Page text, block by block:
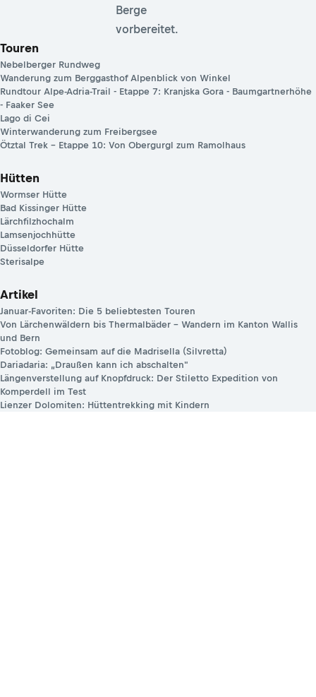
Berge
vorbereitet.
Touren
Nebelberger Rundweg
Wanderung zum Berggasthof Alpenblick von Winkel
Rundtour Alpe-Adria-Trail - Etappe 7: Kranjska Gora - Baumgartnerhöhe
- Faaker See
Lago di Cei
Winterwanderung zum Freibergsee
Ötztal Trek – Etappe 10: Von Obergurgl zum Ramolhaus
Hütten
Wormser Hütte
Bad Kissinger Hütte
Lärchfilzhochalm
Lamsenjochhütte
Düsseldorfer Hütte
Sterisalpe
Artikel
Januar-Favoriten: Die 5 beliebtesten Touren
Von Lärchenwäldern bis Thermalbäder – Wandern im Kanton Wallis
und Bern
Fotoblog: Gemeinsam auf die Madrisella (Silvretta)
Dariadaria: „Draußen kann ich abschalten"
Längenverstellung auf Knopfdruck: Der Stiletto Expedition von
Komperdell im Test
Lienzer Dolomiten: Hüttentrekking mit Kindern